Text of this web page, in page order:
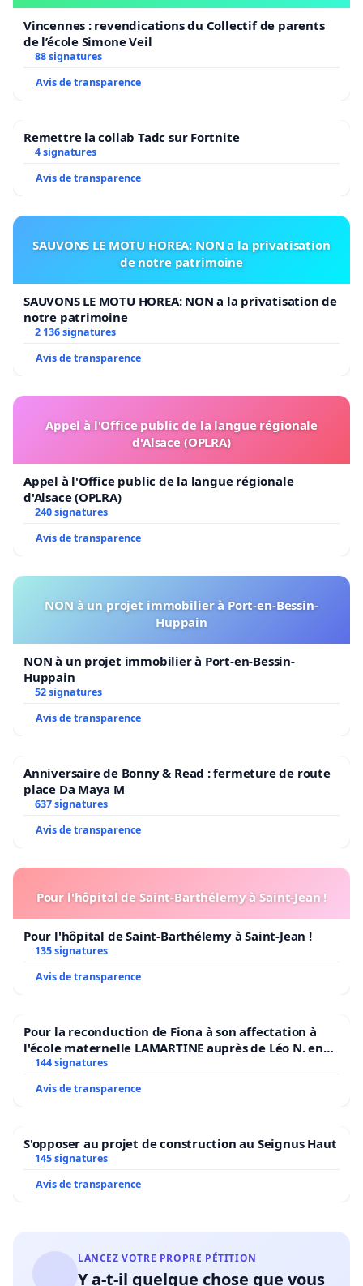
Vincennes : revendications du Collectif de parents
de l’école Simone Veil
88 signatures
Avis de transparence
Remettre la collab Tadc sur Fortnite
4 signatures
Avis de transparence
SAUVONS LE MOTU HOREA: NON a la privatisation
de notre patrimoine
SAUVONS LE MOTU HOREA: NON a la privatisation de
notre patrimoine
2 136 signatures
Avis de transparence
Appel à l'Office public de la langue régionale
d'Alsace (OPLRA)
Appel à l'Office public de la langue régionale
d'Alsace (OPLRA)
240 signatures
Avis de transparence
NON à un projet immobilier à Port-en-Bessin-
Huppain
NON à un projet immobilier à Port-en-Bessin-
Huppain
52 signatures
Avis de transparence
Anniversaire de Bonny & Read : fermeture de route
place Da Maya M
637 signatures
Avis de transparence
Pour l'hôpital de Saint-Barthélemy à Saint-Jean !
Pour l'hôpital de Saint-Barthélemy à Saint-Jean !
135 signatures
Avis de transparence
Pour la reconduction de Fiona à son affectation à
l'école maternelle LAMARTINE auprès de Léo N. en
2026/2027
144 signatures
Avis de transparence
S'opposer au projet de construction au Seignus Haut
145 signatures
Avis de transparence
LANCEZ VOTRE PROPRE PÉTITION
Y a-t-il quelque chose que vous